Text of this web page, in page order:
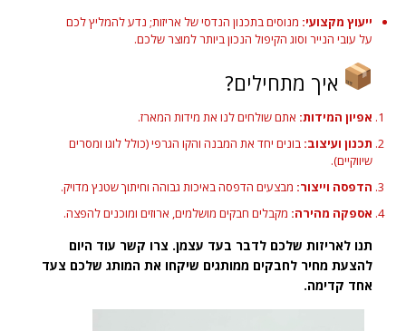
ייעוץ מקצועי: מנוסים בתכנון הנדסי של אריזות; נדע להמליץ לכם
על עובי הנייר וסוג הקיפול הנכון ביותר למוצר שלכם.
איך מתחילים?
אפיון המידות: אתם שולחים לנו את מידות המארז.
תכנון ועיצוב: בונים יחד את המבנה והקו הגרפי (כולל לוגו ומסרים
שיווקיים).
הדפסה וייצור: מבצעים הדפסה באיכות גבוהה וחיתוך שטנץ מדויק.
אספקה מהירה: מקבלים חבקים מושלמים, ארוזים ומוכנים להפצה.
תנו לאריזות שלכם לדבר בעד עצמן. צרו קשר עוד היום
להצעת מחיר לחבקים ממותגים שיקחו את המותג שלכם צעד
אחד קדימה.